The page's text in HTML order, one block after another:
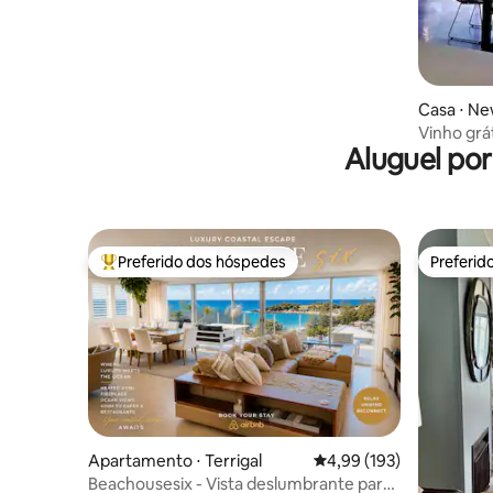
Casa ⋅
Vinho
noite em
Aluguel
Entre os melhores preferidos dos hóspedes
Preferido dos hóspedes
Apartamento ⋅ Terrigal 4,99 de uma avaliação
4,99 (193)
Beachousesix - Vista deslumbrante para